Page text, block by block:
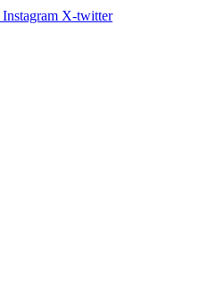
Instagram X-twitter